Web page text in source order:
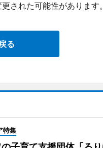
された可能性があります。
る
特集